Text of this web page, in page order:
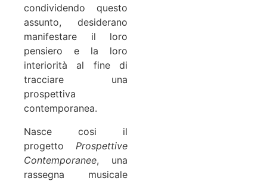
condividendo questo
assunto, desiderano
manifestare il loro
pensiero e la loro
interiorità al fine di
tracciare una
prospettiva
contemporanea.
Nasce cosi il
progetto Prospettive
Contemporanee, una
rassegna musicale